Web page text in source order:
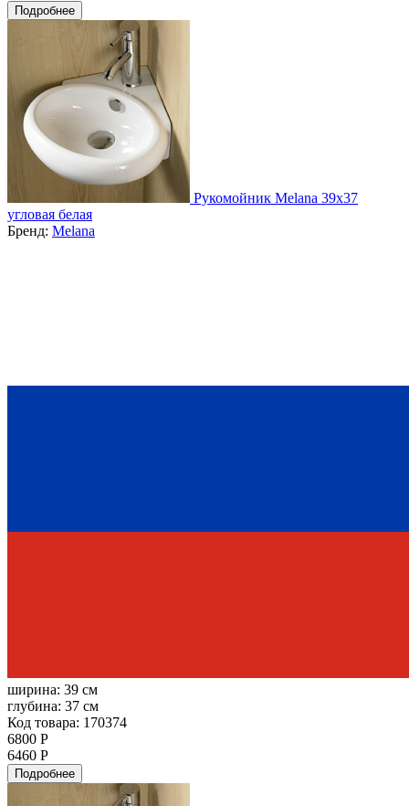
Подробнее
Рукомойник Melana 39x37
угловая белая
Бренд: Melana
ширина: 39 см
глубина: 37 см
Код товара: 170374
6800 Р
6460 Р
Подробнее